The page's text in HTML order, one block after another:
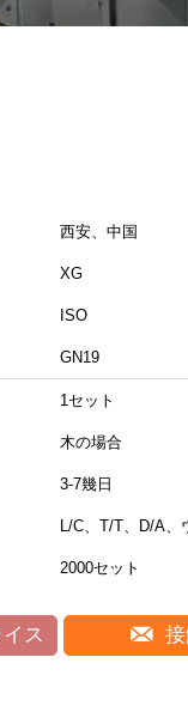
西安、中国
XG
ISO
GN19
1セット
木の場合
3-7幾日
L/C、T/T、D/A、
2000セット
ス